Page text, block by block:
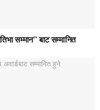
सम्मान” बाट सम्मानित